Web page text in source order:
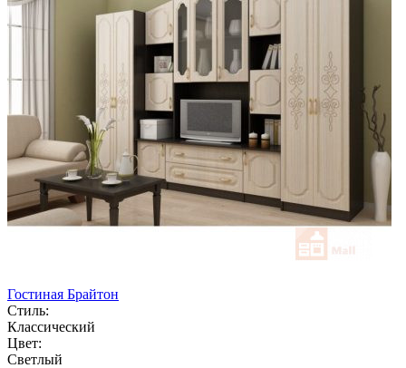
Гостиная Брайтон
Стиль:
Классический
Цвет:
Светлый